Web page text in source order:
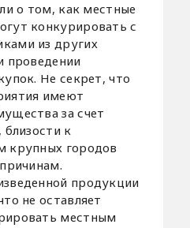
о том, как местные
конкурировать с
из других
проведении
Не секрет, что
имеют
за счет
близости к
крупных городов
продукции
не оставляет
местным